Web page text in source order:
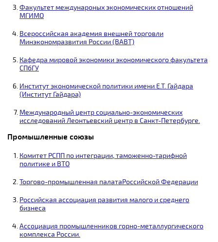
Факультет междунароных экономических отношений
МГИМО
Всероссийская академия внешней торговли
Минэкономразвития России (ВАВТ)
Кафедра мировой экономики экономического факультета
СПбГУ
Институт экономической политики имени Е.Т. Гайдара
(Институт Гайдара)
Международный центр социально-экономических
исследований Леонтьевский центр в Санкт-Петербурге.
Промышленные союзы
Комитет РСПП по интеграции, таможенно-тарифной
политике и ВТО
Торгово-промышленная палатаРоссийской Федерации
Российская ассоциация развития малого и среднего
бизнеса
Ассоциация промышленников горно-металлургического
комплекса России.